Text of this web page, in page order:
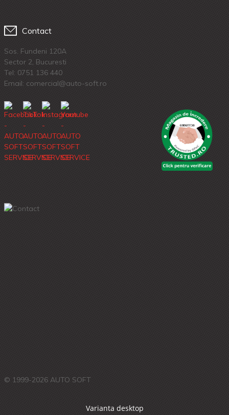
Contact
Sos. Fundeni 120A
Sector 2, Bucuresti
Tel: 0751 136 440
Email: comercial@auto-soft.ro
© 1999-2026 AUTO SOFT
Varianta desktop